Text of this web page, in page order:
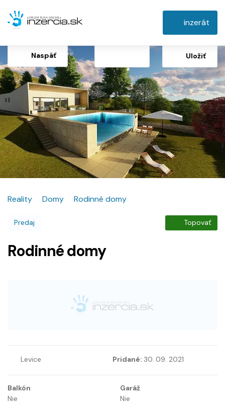
inzerát
Naspäť Uložiť
Reality Domy Rodinné domy
Predaj Topovať
Rodinné domy
Levice Pridané: 30. 09. 2021
Balkón
Nie
Garáž
Nie